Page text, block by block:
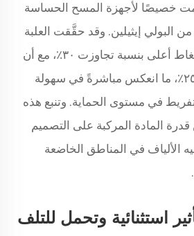
خصيصًا لأجهزة المسح الحساسة
البولي إيثيلين. وقد حقَّقت العلبة
المركبة مقاومةً للانضغاط أعلى بنسبة تجاوزت ٣٠٪، مع أن
وزنها كان أقل بنسبة ٢٥٪، ما انعكس مباشرةً في سهولة
في مستوى الحماية. وتنبع هذه
المادة المركبة على التصميم
الألياف في المناطق الخاضعة
استثنائية وتحمل للتلف